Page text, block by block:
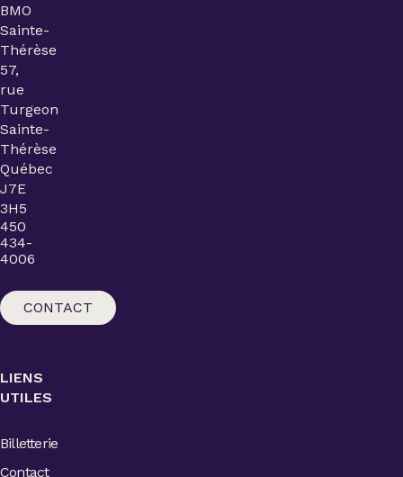
BMO
Sainte-
Thérèse
57,
rue
Turgeon
Sainte-
Thérèse
Québec
J7E
3H5
450
434-
4006
CONTACT
LIENS
UTILES
Billetterie
Contact